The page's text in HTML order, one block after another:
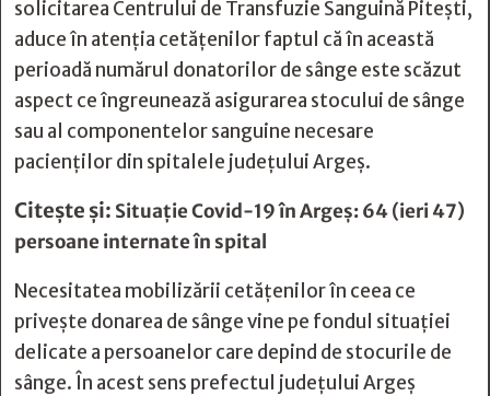
solicitarea Centrului de Transfuzie Sanguină Pitești,
aduce în atenția cetățenilor faptul că în această
perioadă numărul donatorilor de sânge este scăzut
aspect ce îngreunează asigurarea stocului de sânge
sau al componentelor sanguine necesare
pacienților din spitalele județului Argeș.
Citește și: Situație Covid-19 în Argeș: 64 (ieri 47)
persoane internate în spital
Necesitatea mobilizării cetățenilor în ceea ce
privește donarea de sânge vine pe fondul situației
delicate a persoanelor care depind de stocurile de
sânge. În acest sens prefectul județului Argeș